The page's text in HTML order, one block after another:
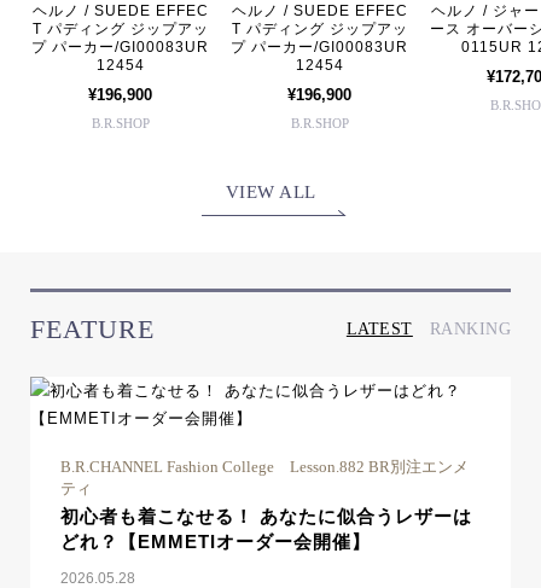
ヘルノ / SUEDE EFFEC
T パディング ジップアッ
プ パーカー/GI00083UR
12454
¥196,900
B.R.SHOP
ヘルノ / SUEDE EFFEC
T パディング ジップアッ
プ パーカー/GI00083UR
12454
¥196,900
B.R.SHOP
ヘルノ / ジャ
ース オーバー
0115UR
VIEW ALL
FEATURE LATEST RANKING
B.R.CHANNEL Fashion College Lesson.882 BR別注エンメ
ティ
初心者も着こなせる！ あなたに似合うレザーは
どれ？【EMMETIオーダー会開催】
2026.05.28